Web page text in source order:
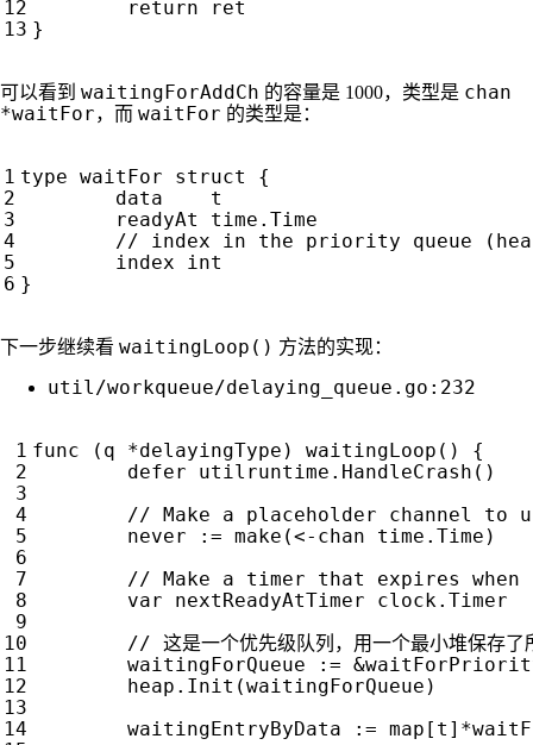
return
ret
}
可以看到 waitingForAddCh 的容量是 1000，类型是 chan
*waitFor，而 waitFor 的类型是：
type waitFor struct
{
data
t
readyAt
time . Time
index
int
}
下一步继续看 waitingLoop() 方法的实现：
util/workqueue/delaying_queue.go:232
func ( q *delayingType ) waitingLoop ()
{
defer
utilruntime . HandleCrash ()
never := make (<- chan time . Time )
var nextReadyAtTimer clock . Timer
waitingForQueue := &
heap . Init (waitingForQueue )
waitingEntryByData
:= map [ t ] *